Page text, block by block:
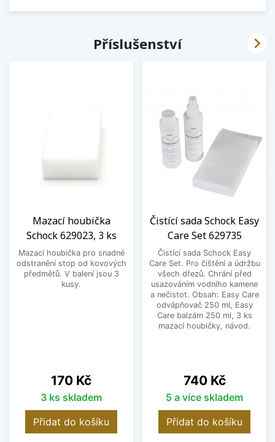
Příslušenství
Mazací houbička
Schock 629023, 3 ks
Mazací houbička pro snadné
odstranění stop od kovových
předmětů. V balení jsou 3
kusy.
Cena
170 Kč
3 ks skladem
Přidat do košíku
Čistící sada Schock Easy
Care Set 629735
Čistící sada Schock Easy
Care Set. Pro čištění a údržbu
všech dřezů. Chrání před
usazováním vodního kamene
a nečistot. Obsah: Easy Care
odvápňovač 250 ml, Easy
Care balzám 250 ml, 3 ks
mazací houbičky, návod.
Cena
740 Kč
5 a více skladem
Přidat do košíku
